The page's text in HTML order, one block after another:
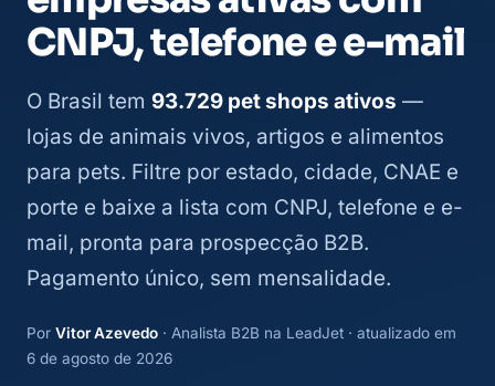
CNPJ, telefone e e-mail
O Brasil tem 93.729 pet shops ativos —
lojas de animais vivos, artigos e alimentos
para pets. Filtre por estado, cidade, CNAE e
porte e baixe a lista com CNPJ, telefone e e-
mail, pronta para prospecção B2B.
Pagamento único, sem mensalidade.
Por Vitor Azevedo · Analista B2B na LeadJet · atualizado em
6 de agosto de 2026